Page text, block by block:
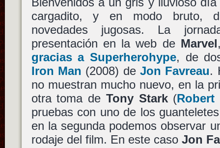
cargadito, y en modo bruto,
novedades jugosas. La
presentación en la web de Marvel
gracias a Superherohype, de
Iron Man (2008) de Jon Favreau.
no muestran mucho nuevo, en la
otra toma de Tony Stark(Robert
pruebas con uno de los
en la segunda podemos observar
rodaje del film. En este caso Jon